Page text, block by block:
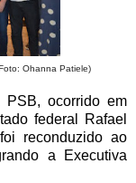
Ohanna Patiele)
PSB, ocorrido em
federal Rafael
reconduzido ao
a Executiva